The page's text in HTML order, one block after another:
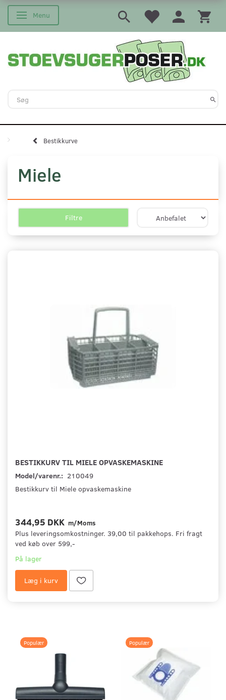
Skifte navigation
Menu
Bestikkurve
Miele
Filtre
BESTIKKURV TIL MIELE OPVASKEMASKINE
Model/varenr.: 210049
Bestikkurv til Miele opvaskemaskine
344,95 DKK m/Moms
Plus leveringsomkostninger. 39,00 til pakkehops. Fri fragt
ved køb over 599,-
På lager
Læg i kurv
Populær Populær